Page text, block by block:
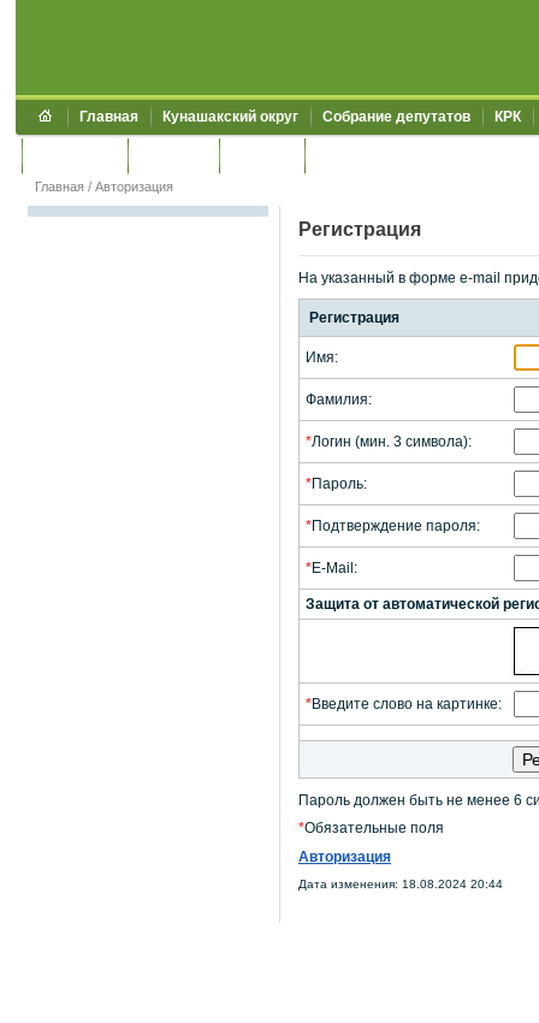
Главная Кунашакский округ Собрание депутатов КРК
Главная / Авторизация
Регистрация
На указанный в форме e-mail
Регистрация
Имя:
Фамилия:
*Логин (мин. 3 символа):
*Пароль:
*Подтверждение пароля:
*E-Mail:
Защита от автоматической
*Введите слово на картинке:
Пароль должен быть не менее 6
*Обязательные поля
Авторизация
Дата изменения: 18.08.2024 20:44